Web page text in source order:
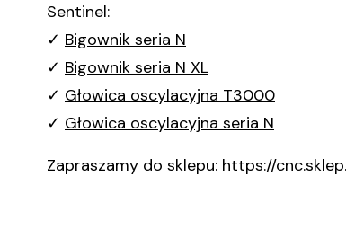
Sentinel:
✓ Bigownik seria N
✓ Bigownik seria N XL
✓ Głowica oscylacyjna T3000
✓ Głowica oscylacyjna seria N
Zapraszamy do sklepu: https://